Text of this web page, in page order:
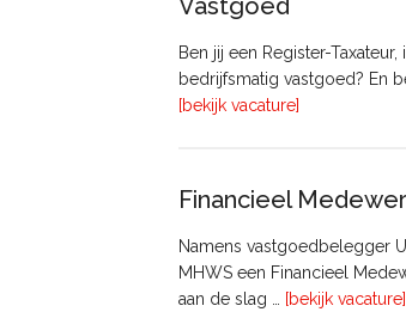
Vastgoed
Ben jij een Register-
bedrijfsmatig vastgoed? En
[bekijk vacature]
Financieel
Namens vastgoedbelegger
MHWS een Financieel
aan de slag …
[bekijk vacature]